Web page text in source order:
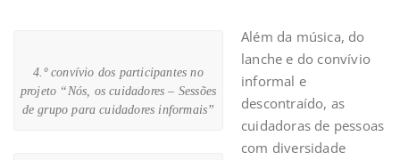
4.º convívio dos participantes no
projeto “Nós, os cuidadores – Sessões
de grupo para cuidadores informais”
Além da música, do
lanche e do convívio
informal e
descontraído, as
cuidadoras de pessoas
com diversidade